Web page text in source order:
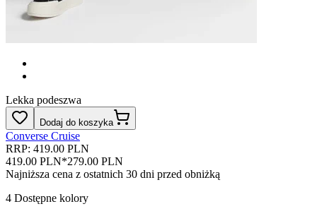
Lekka podeszwa
Dodaj do koszyka
Converse Cruise
RRP: 419.00 PLN
419.00 PLN*279.00 PLN
Najniższa cena z ostatnich 30 dni przed obniżką
4 Dostępne kolory